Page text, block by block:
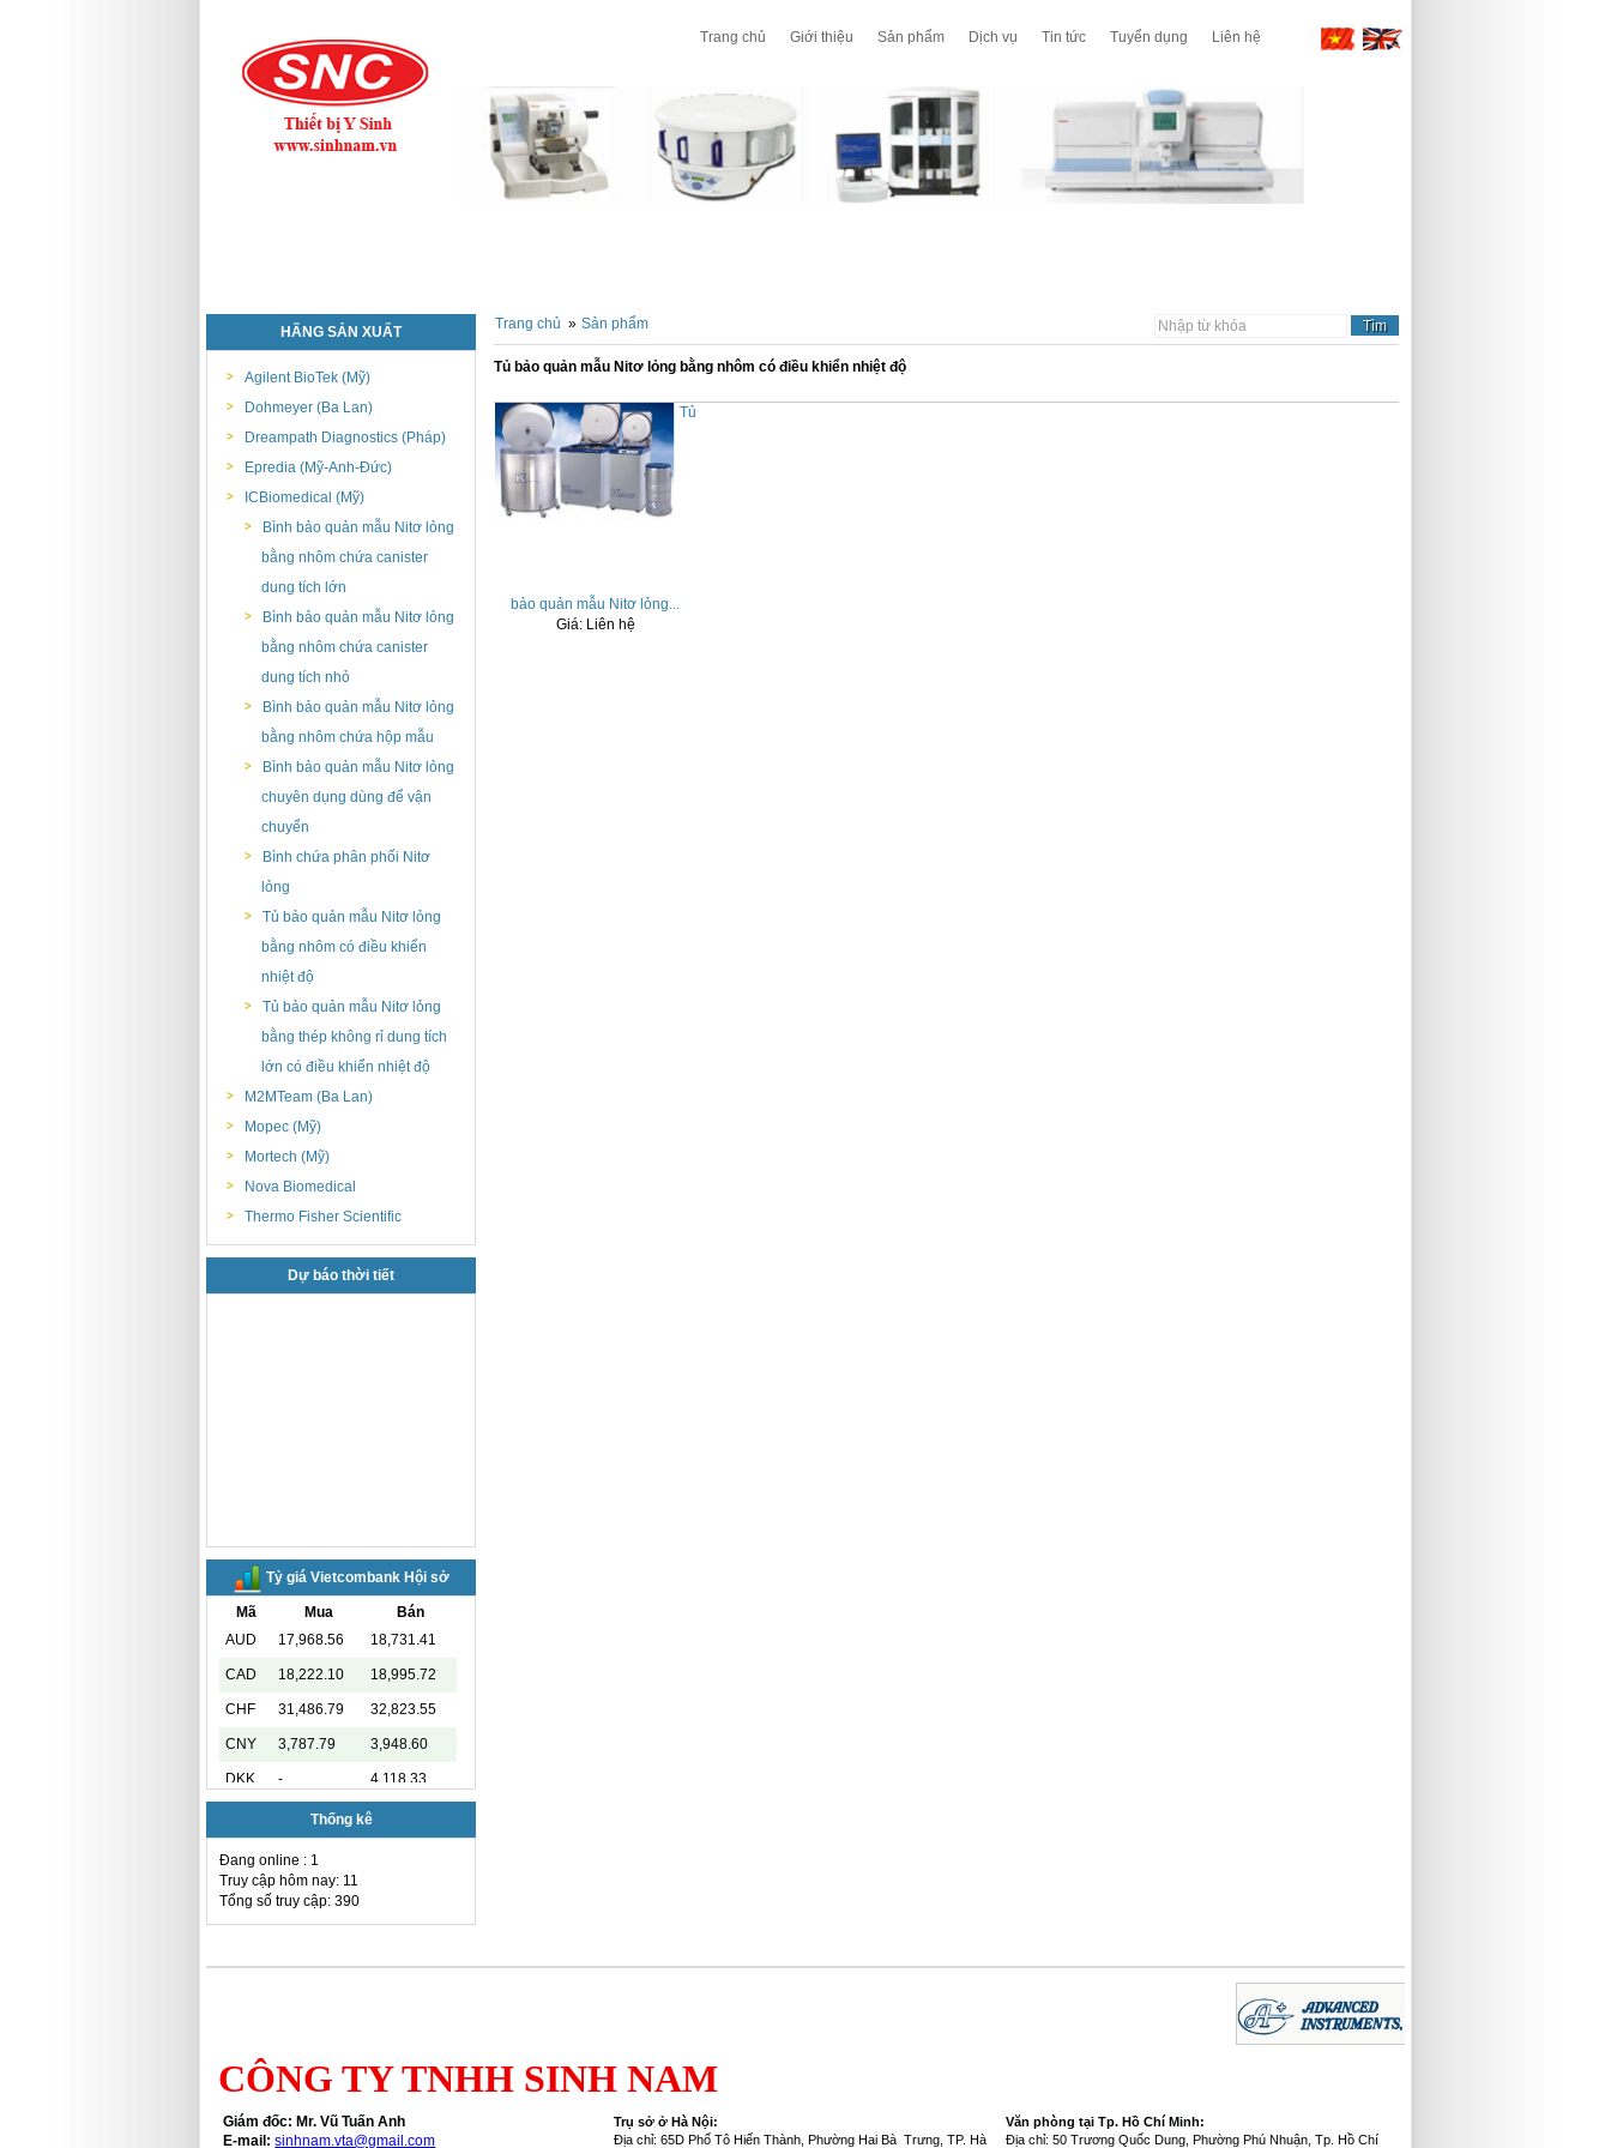
Trang chủ Giới thiệu Sản phẩm Dịch vụ Tin tức Tuyển dụng Liên hệ
HÃNG SẢN XUẤT
Agilent BioTek (Mỹ)
Dohmeyer (Ba Lan)
Dreampath Diagnostics (Pháp)
Epredia (Mỹ-Anh-Đức)
ICBiomedical (Mỹ)
Bình bảo quản mẫu Nitơ lỏng
bằng nhôm chứa canister
dung tích lớn
Bình bảo quản mẫu Nitơ lỏng
bằng nhôm chứa canister
dung tích nhỏ
Bình bảo quản mẫu Nitơ lỏng
bằng nhôm chứa hộp mẫu
Bình bảo quản mẫu Nitơ lỏng
chuyên dụng dùng để vận
chuyển
Bình chứa phân phối Nitơ
lỏng
Tủ bảo quản mẫu Nitơ lỏng
bằng nhôm có điều khiển
nhiệt độ
Tủ bảo quản mẫu Nitơ lỏng
bằng thép không rỉ dung tích
lớn có điều khiển nhiệt độ
M2MTeam (Ba Lan)
Mopec (Mỹ)
Mortech (Mỹ)
Nova Biomedical
Thermo Fisher Scientific
Dự báo thời tiết
Tỷ giá Vietcombank Hội sở
Mã Mua
Bán
AUD
17,968.56 18,731.41
CAD 18,222.10 18,995.72
CHF 31,486.79 32,823.55
CNY 3,787.79 3,948.60
DKK - 4,118.33
29,432.37 30,984.19
HKD 3,247.93
MYR
NOK - 2,811.55
RUB - 336.84
Thống kê
Đang online : 1
Truy cập hôm nay: 11
Tổng số truy cập: 390
Trang chủ » Sản phẩm
Tủ bảo quản mẫu Nitơ lỏng bằng nhôm có điều khiển nhiệt độ
Tủ
bảo quản mẫu Nitơ lỏng...
Giá: Liên hệ
CÔNG TY TNHH SINH NAM
Giám đốc: Mr. Vũ Tuấn Anh
E-mail:sinhnam.vta@gmail.com
Trụ sở ở Hà Nội:
Địa chỉ: 65D Phố Tô Hiến Thành, Phường Hai Bà Trưng, TP. Hà
Văn phòng tại Tp. Hồ Chí Minh:
Địa chỉ: 50 Trương Quốc Dung, Phường Phú Nhuận, Tp. Hồ Chí